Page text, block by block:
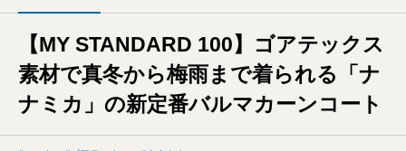
【MY STANDARD 100】ゴアテックス
素材で真冬から梅雨まで着られる「ナ
ナミカ」の新定番バルマカーンコート